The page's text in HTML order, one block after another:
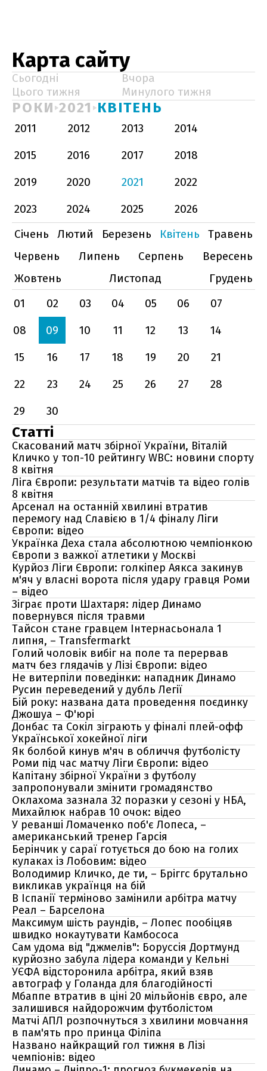
Карта сайту
Сьогодні
Вчора
Цього тижня
Минулого тижня
РОКИ 2021 КВІТЕНЬ
2011 2012 2013
2014
2015
2016 2017
2018
2019
2020 2021
2022
2023
2024 2025
2026
Січень
Лютий Березень Квітень
Травень
Червень
Липень Серпень
Вересень
Жовтень
Листопад
Грудень
01
02 03 04 05 06
07
08
09 10 11 12 13
14
15
16 17 18 19 20
21
22
23 24 25 26 27
28
29
30
Статті
Скасований матч збірної України, Віталій
Кличко у топ-10 рейтингу WBC: новини спорту
8 квітня
Ліга Європи: результати матчів та відео голів
8 квітня
Арсенал на останній хвилині втратив
перемогу над Славією в 1/4 фіналу Ліги
Європи: відео
Українка Деха стала абсолютною чемпіонкою
Європи з важкої атлетики у Москві
Курйоз Ліги Європи: голкіпер Аякса закинув
м'яч у власні ворота після удару гравця Роми
– відео
Зіграє проти Шахтаря: лідер Динамо
повернувся після травми
Тайсон стане гравцем Інтернасьонала 1
липня, – Тransfermarkt
Голий чоловік вибіг на поле та перервав
матч без глядачів у Лізі Європи: відео
Не витерпіли поведінки: нападник Динамо
Русин переведений у дубль Легії
Бій року: названа дата проведення поєдинку
Джошуа – Ф'юрі
Донбас та Сокіл зіграють у фіналі плей-офф
Української хокейної ліги
Як болбой кинув м'яч в обличчя футболісту
Роми під час матчу Ліги Європи: відео
Капітану збірної України з футболу
запропонували змінити громадянство
Оклахома зазнала 32 поразки у сезоні у НБА,
Михайлюк набрав 10 очок: відео
У реванші Ломаченко поб'є Лопеса, –
американський тренер Гарсія
Берінчик у сараї готується до бою на голих
кулаках із Лобовим: відео
Володимир Кличко, де ти, – Бріггс брутально
викликав українця на бій
В Іспанії терміново замінили арбітра матчу
Реал – Барселона
Максимум шість раундів, – Лопес пообіцяв
швидко нокаутувати Камбососа
Сам удома від "джмелів": Боруссія Дортмунд
курйозно забула лідера команди у Кельні
УЄФА відсторонила арбітра, який взяв
автограф у Голанда для благодійності
Мбаппе втратив в ціні 20 мільйонів євро, але
залишився найдорожчим футболістом
Матчі АПЛ розпочнуться з хвилини мовчання
в пам'ять про принца Філіпа
Названо найкращий гол тижня в Лізі
чемпіонів: відео